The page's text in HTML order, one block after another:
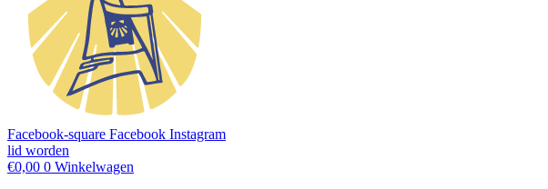
Facebook-square Facebook Instagram
lid worden
€0,00 0 Winkelwagen